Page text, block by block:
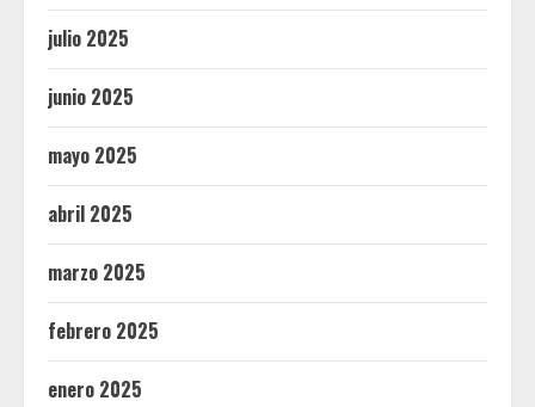
julio 2025
junio 2025
mayo 2025
abril 2025
marzo 2025
febrero 2025
enero 2025